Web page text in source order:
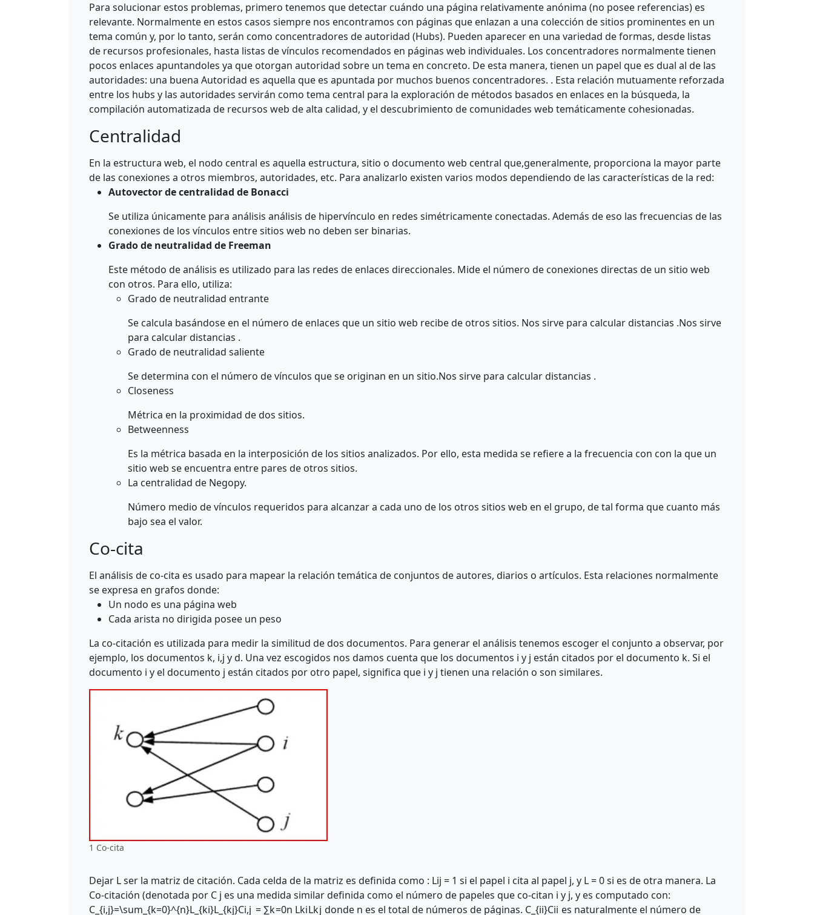
Para solucionar estos problemas, primero tenemos que detectar cuándo una página relativamente anónima (no posee referencias) es
relevante. Normalmente en estos casos siempre nos encontramos con páginas que enlazan a una colección de sitios prominentes en un
tema común y, por lo tanto, serán como concentradores de autoridad (Hubs). Pueden aparecer en una variedad de formas, desde listas
de recursos profesionales, hasta listas de vínculos recomendados en páginas web individuales. Los concentradores normalmente tienen
pocos enlaces apuntandoles ya que otorgan autoridad sobre un tema en concreto. De esta manera, tienen un papel que es dual al de las
autoridades: una buena Autoridad es aquella que es apuntada por muchos buenos concentradores. . Esta relación mutuamente reforzada
entre los hubs y las autoridades servirán como tema central para la exploración de métodos basados en enlaces en la búsqueda, la
compilación automatizada de recursos web de alta calidad, y el descubrimiento de comunidades web temáticamente cohesionadas.
Centralidad
En la estructura web, el nodo central es aquella estructura, sitio o documento web central que,generalmente, proporciona la mayor parte
de las conexiones a otros miembros, autoridades, etc. Para analizarlo existen varios modos dependiendo de las características de la red:
Autovector de centralidad de Bonacci
Se utiliza únicamente para análisis análisis de hipervínculo en redes simétricamente conectadas. Además de eso las frecuencias de las
conexiones de los vínculos entre sitios web no deben ser binarias.
Grado de neutralidad de Freeman
Este método de análisis es utilizado para las redes de enlaces direccionales. Mide el número de conexiones directas de un sitio web
con otros. Para ello, utiliza:
Grado de neutralidad entrante
Se calcula basándose en el número de enlaces que un sitio web recibe de otros sitios. Nos sirve para calcular distancias .Nos sirve
para calcular distancias .
Grado de neutralidad saliente
Se determina con el número de vínculos que se originan en un sitio.Nos sirve para calcular distancias .
Closeness
Métrica en la proximidad de dos sitios.
Betweenness
Es la métrica basada en la interposición de los sitios analizados. Por ello, esta medida se refiere a la frecuencia con con la que un
sitio web se encuentra entre pares de otros sitios.
La centralidad de Negopy.
Número medio de vínculos requeridos para alcanzar a cada uno de los otros sitios web en el grupo, de tal forma que cuanto más
bajo sea el valor.
Co-cita
El análisis de co-cita es usado para mapear la relación temática de conjuntos de autores, diarios o artículos. Esta relaciones normalmente
se expresa en grafos donde:
Un nodo es una página web
Cada arista no dirigida posee un peso
La co-citación es utilizada para medir la similitud de dos documentos. Para generar el análisis tenemos escoger el conjunto a observar, por
ejemplo, los documentos k, i,j y d. Una vez escogidos nos damos cuenta que los documentos i y j están citados por el documento k. Si el
documento i y el documento j están citados por otro papel, significa que i y j tienen una relación o son similares.
1 Co-cita
Dejar L ser la matriz de citación. Cada celda de la matriz es definida como : Lij = 1 si el papel i cita al papel j, y L = 0 si es de otra manera. La
Co-citación (denotada por C j es una medida similar definida como el número de papeles que co-citan i y j, y es computado con:
C_{i,j}=\sum_{k=0}^{n}L_{ki}L_{kj}Ci,j = ∑k=0n LkiLkj donde n es el total de números de páginas. C_{ii}Cii es naturalmente el número de